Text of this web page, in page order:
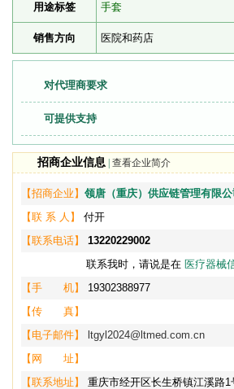
用途标签 手套
销售方向 医院和药店
对代理商要求
可提供支持
招商企业信息 查看企业简介
【招商企业】 领唐（重庆）供应链管理有限公
【联 系 人】
付开
【联系电话】
13220229002
联系我时，请说是在 医疗器械
【手 机】
19302388977
【传 真】
【电子邮件】
ltgyl2024@ltmed.com.cn
【网 址】
【联系地址】
重庆市经开区长生桥镇江溪路1